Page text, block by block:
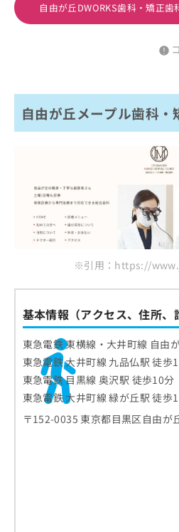
自由が丘DWORKS歯科・矯正
自由が丘メープル歯科・
※引用：https://
基本情報（アクセス、住所、
東急電鉄 東横線・大井町線 自由
東急電鉄 大井町線 九品仏駅 徒歩
東急電鉄 目黒線 奥沢駅 徒歩10分
東急電鉄 大井町線 緑が丘駅 徒歩
〒152-0035 東京都目黒区自由